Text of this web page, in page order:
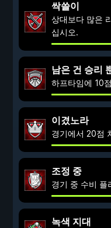
싹쓸이
상대보다 많은
십시오.
남은 건 승리
하프타임에 10
이겼노라
경기에서 20점
조정 중
경기 중 수비 플
녹색 지대